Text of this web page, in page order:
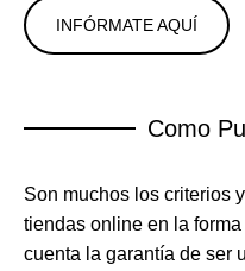
INFÓRMATE AQUÍ
Como
Son muchos los criterios
tiendas online en la
cuenta la garantía de ser